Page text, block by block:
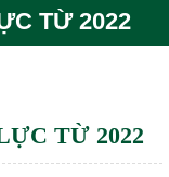
TỪ 2022
TỪ 2022